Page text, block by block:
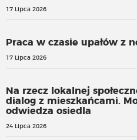
17 Lipca 2026
Praca w czasie upałów z
17 Lipca 2026
Na rzecz lokalnej
dialog z mieszkańcami.
odwiedza osiedla
24 Lipca 2026